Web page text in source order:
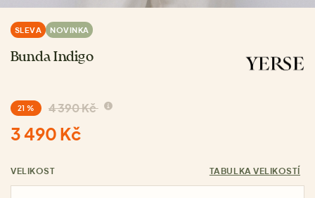
SLEVA NOVINKA
Bunda Indigo
21 % 4 390 Kč
3 490 Kč
VELIKOST TABULKA VELIKOSTÍ